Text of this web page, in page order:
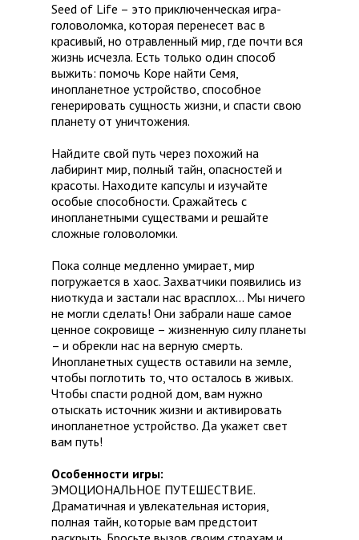
Seed of Life – это приключенческая игра-
головоломка, которая перенесет вас в
красивый, но отравленный мир, где почти вся
жизнь исчезла. Есть только один способ
выжить: помочь Коре найти Семя,
инопланетное устройство, способное
генерировать сущность жизни, и спасти свою
планету от уничтожения.
Найдите свой путь через похожий на
лабиринт мир, полный тайн, опасностей и
красоты. Находите капсулы и изучайте
особые способности. Сражайтесь с
инопланетными существами и решайте
сложные головоломки.
Пока солнце медленно умирает, мир
погружается в хаос. Захватчики появились из
ниоткуда и застали нас врасплох… Мы ничего
не могли сделать! Они забрали наше самое
ценное сокровище – жизненную силу планеты
– и обрекли нас на верную смерть.
Инопланетных существ оставили на земле,
чтобы поглотить то, что осталось в живых.
Чтобы спасти родной дом, вам нужно
отыскать источник жизни и активировать
инопланетное устройство. Да укажет свет
вам путь!
Особенности игры:
ЭМОЦИОНАЛЬНОЕ ПУТЕШЕСТВИЕ.
Драматичная и увлекательная история,
полная тайн, которые вам предстоит